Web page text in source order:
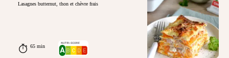
Lasagnes butternut, thon et chèvre frais
65 min